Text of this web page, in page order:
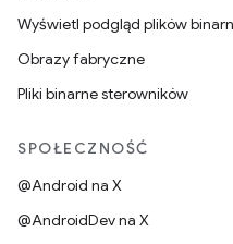
Wyświetl podgląd plików
Obrazy fabryczne
Pliki binarne sterowników
SPOŁECZNOŚĆ
@Android na X
@AndroidDev na X